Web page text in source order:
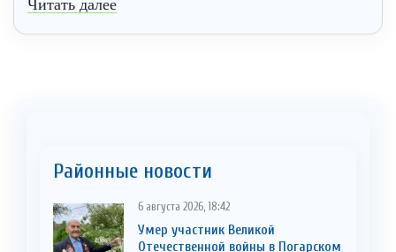
Читать далее
Районные новости
6 августа 2026, 18:42
Умер участник Великой
Отечественной войны в Погарском